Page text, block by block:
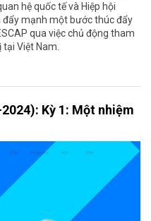
hệ quốc tế và Hiệp hội
đẩy mạnh một bước thúc đẩy
qua việc chủ động tham
tại Việt Nam.
Kỳ 1: Một nhiệm